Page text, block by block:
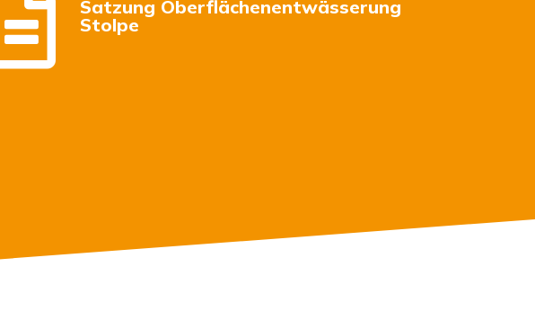

Satzung Oberflächenentwässerung
Stolpe